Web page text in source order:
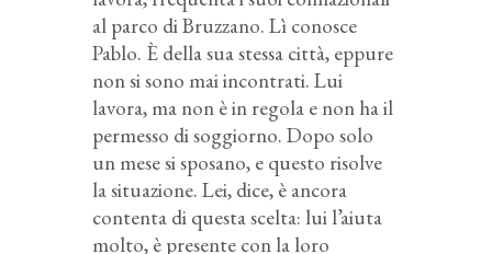
al parco di Bruzzano. Lì conosce
Pablo. È della sua stessa città, eppure
non si sono mai incontrati. Lui
lavora, ma non è in regola e non ha il
permesso di soggiorno. Dopo solo
un mese si sposano, e questo risolve
la situazione. Lei, dice, è ancora
contenta di questa scelta: lui l’aiuta
molto, è presente con la loro